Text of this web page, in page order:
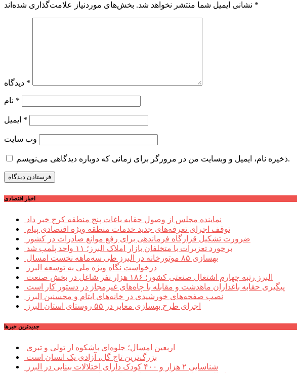
نشانی ایمیل شما منتشر نخواهد شد. *
*
*
*
وب‌ سایت
ذخیره نام، ایمیل و وبسایت من در مرورگر برای زمانی که دوباره دیدگاهی می‌نویسم.
اخبار اقتصادی
نماینده مجلس از وصول حقابه باغات پنج منطقه کرج خبر داد
توقف اجرای تعرفه‌های جدید خدمات منطقه ویژه اقتصادی پیام
ضرورت تشکیل قرارگاه فرماندهی برای رفع موانع صادرات در کشور
برخورد تعزیرات با متخلفان بازار املاک البرز؛ ۱۱ واحد پلمب شد
بهسازی ۸۵ موتورخانه در البرز طی سه‌ماهه نخست امسال
درخواست نگاه ویژه ملی به توسعه البرز
البرز رتبه چهارم اشتغال صنعتی کشور؛ ۱۸۶ هزار نفر شاغل در بخش صنعت
پیگیری حقابه باغداران ماهدشت و مقابله با چاه‌های غیرمجاز در دستور کار است
نصب صفحه‌های خورشیدی در خانه‌های ایتام و محسنین البرز
اجرای طرح بهسازی معابر در ۵۵ روستای استان البرز
جديدترين خبرها
اربعین امسال؛ جلوه‌ای باشکوه از تولی و تبری
بزرگ‌ترین تاج گل، آزادی یک انسان است
شناسایی ۲ هزار و ۴۰۰ کودک دارای اختلالات بینایی در البرز